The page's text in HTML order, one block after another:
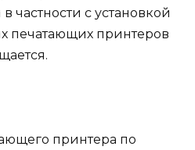
частности с установкой
печатающих принтеров
принтера по